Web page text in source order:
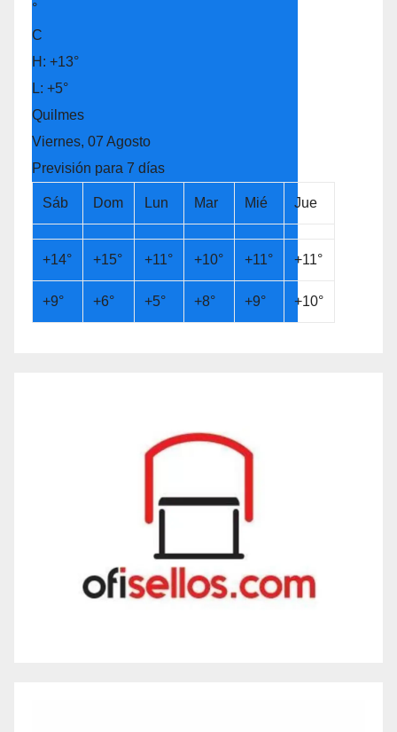
°
C
H: +13°
L: +5°
Quilmes
Viernes, 07 Agosto
Previsión para 7 días
Sáb Dom Lun Mar Mié Jue
+14° +15° +11° +10° +11° +11°
+9° +6° +5° +8° +9° +10°